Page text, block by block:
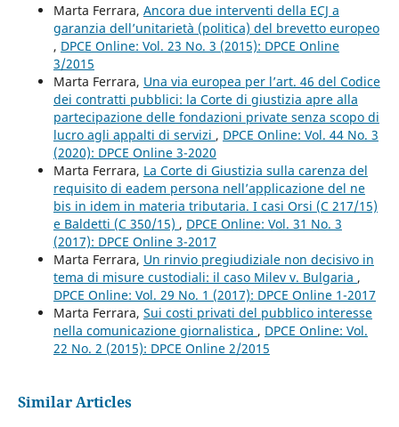
Marta Ferrara, Ancora due interventi della ECJ a
garanzia dell’unitarietà (politica) del brevetto europeo
, DPCE Online: Vol. 23 No. 3 (2015): DPCE Online
3/2015
Marta Ferrara, Una via europea per l’art. 46 del Codice
dei contratti pubblici: la Corte di giustizia apre alla
partecipazione delle fondazioni private senza scopo di
lucro agli appalti di servizi , DPCE Online: Vol. 44 No. 3
(2020): DPCE Online 3-2020
Marta Ferrara, La Corte di Giustizia sulla carenza del
requisito di eadem persona nell’applicazione del ne
bis in idem in materia tributaria. I casi Orsi (C 217/15)
e Baldetti (C 350/15) , DPCE Online: Vol. 31 No. 3
(2017): DPCE Online 3-2017
Marta Ferrara, Un rinvio pregiudiziale non decisivo in
tema di misure custodiali: il caso Milev v. Bulgaria ,
DPCE Online: Vol. 29 No. 1 (2017): DPCE Online 1-2017
Marta Ferrara, Sui costi privati del pubblico interesse
nella comunicazione giornalistica , DPCE Online: Vol.
22 No. 2 (2015): DPCE Online 2/2015
Similar Articles